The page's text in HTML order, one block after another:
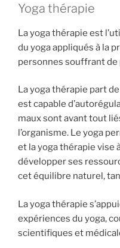
Yoga thérapie
La yoga thérapie est
du yoga appliqués à la
personnes souffrant de
La yoga thérapie part
est capable
maux sont avant tout
l’organisme. Le yoga
et la yoga thérapie vise
développer ses
cet équilibre naturel,
La yoga thérapie
expériences du yoga,
scientifiques et